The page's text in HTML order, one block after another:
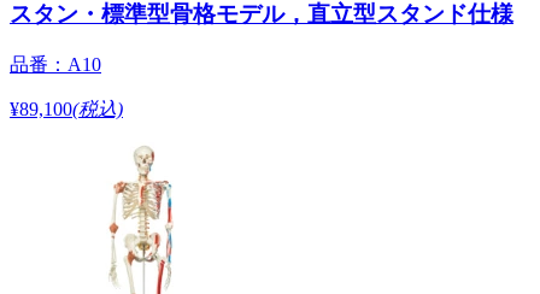
スタン・標準型骨格モデル，直立型スタンド仕様
品番：A10
¥89,100(税込)